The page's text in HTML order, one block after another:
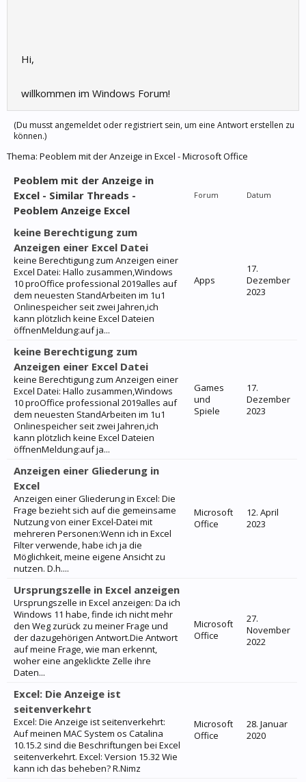
Hi,
willkommen im Windows Forum!
(Du musst angemeldet oder registriert sein, um eine Antwort erstellen zu
können.)
Thema: Peoblem mit der Anzeige in Excel - Microsoft Office
Peoblem mit der Anzeige in
Excel - Similar Threads -
Peoblem Anzeige Excel
Forum Datum
keine Berechtigung zum
Anzeigen einer Excel Datei
keine Berechtigung zum Anzeigen einer
Excel Datei: Hallo zusammen,Windows
10 proOffice professional 2019alles auf
dem neuesten StandArbeiten im 1u1
Onlinespeicher seit zwei Jahren,ich
kann plötzlich keine Excel Dateien
öffnenMeldung:auf ja...
Apps
17.
Dezember
2023
keine Berechtigung zum
Anzeigen einer Excel Datei
keine Berechtigung zum Anzeigen einer
Excel Datei: Hallo zusammen,Windows
10 proOffice professional 2019alles auf
dem neuesten StandArbeiten im 1u1
Onlinespeicher seit zwei Jahren,ich
kann plötzlich keine Excel Dateien
öffnenMeldung:auf ja...
Games
und
Spiele
17.
Dezember
2023
Anzeigen einer Gliederung in
Excel
Anzeigen einer Gliederung in Excel: Die
Frage bezieht sich auf die gemeinsame
Nutzung von einer Excel-Datei mit
mehreren Personen:Wenn ich in Excel
Filter verwende, habe ich ja die
Möglichkeit, meine eigene Ansicht zu
nutzen. D.h....
Microsoft
Office
12. April
2023
Ursprungszelle in Excel anzeigen
Ursprungszelle in Excel anzeigen: Da ich
Windows 11 habe, finde ich nicht mehr
den Weg zurück zu meiner Frage und
der dazugehörigen Antwort.Die Antwort
auf meine Frage, wie man erkennt,
woher eine angeklickte Zelle ihre
Daten...
Microsoft
Office
27.
November
2022
Excel: Die Anzeige ist
seitenverkehrt
Excel: Die Anzeige ist seitenverkehrt:
Auf meinen MAC System os Catalina
10.15.2 sind die Beschriftungen bei Excel
seitenverkehrt. Excel: Version 15.32 Wie
kann ich das beheben? R.Nimz
Microsoft
Office
28. Januar
2020